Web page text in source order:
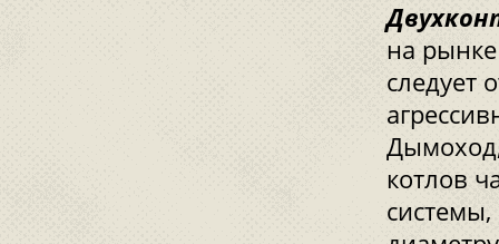
на
следует
котлов
системы,